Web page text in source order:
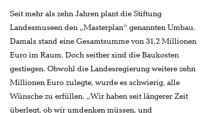
Seit mehr als zehn Jahren plant die Stiftung
Landesmuseen den „Masterplan“ genannten Umbau.
Damals stand eine Gesamtsumme von 31,2 Millionen
Euro im Raum. Doch seither sind die Baukosten
gestiegen. Obwohl die Landesregierung weitere zehn
Millionen Euro zulegte, wurde es schwierig, alle
Wünsche zu erfüllen. „Wir haben seit längerer Zeit
überlegt, ob wir umdenken müssen, und